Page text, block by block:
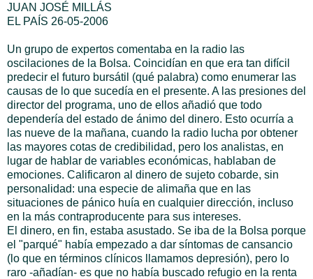
JUAN JOSÉ MILLÁS
EL PAÍS 26-05-2006
Un grupo de expertos comentaba en la radio las
oscilaciones de la Bolsa. Coincidían en que era tan difícil
predecir el futuro bursátil (qué palabra) como enumerar las
causas de lo que sucedía en el presente. A las presiones del
director del programa, uno de ellos añadió que todo
dependería del estado de ánimo del dinero. Esto ocurría a
las nueve de la mañana, cuando la radio lucha por obtener
las mayores cotas de credibilidad, pero los analistas, en
lugar de hablar de variables económicas, hablaban de
emociones. Calificaron al dinero de sujeto cobarde, sin
personalidad: una especie de alimaña que en las
situaciones de pánico huía en cualquier dirección, incluso
en la más contraproducente para sus intereses.
El dinero, en fin, estaba asustado. Se iba de la Bolsa porque
el "parqué" había empezado a dar síntomas de cansancio
(lo que en términos clínicos llamamos depresión), pero lo
raro -añadían- es que no había buscado refugio en la renta